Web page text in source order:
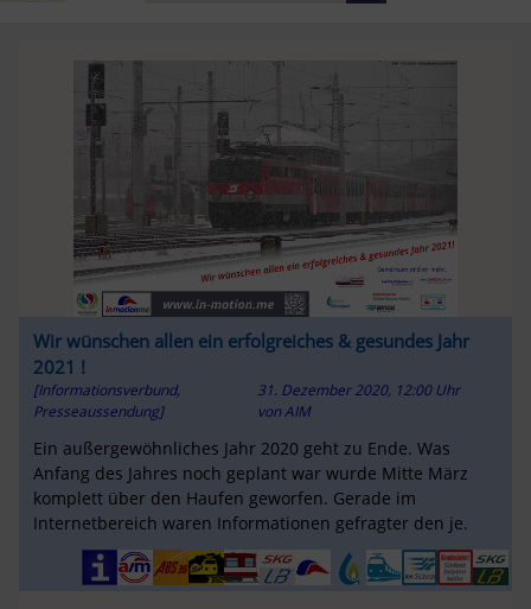
Wir wünschen allen ein erfolgreiches & gesundes Jahr
2021 !
[Informationsverbund,
Presseaussendung]
31. Dezember 2020, 12:00 Uhr
vonAIM
Ein außergewöhnliches Jahr 2020 geht zu Ende. Was
Anfang des Jahres noch geplant war wurde Mitte März
komplett über den Haufen geworfen. Gerade im
Internetbereich waren Informationen gefragter den je.